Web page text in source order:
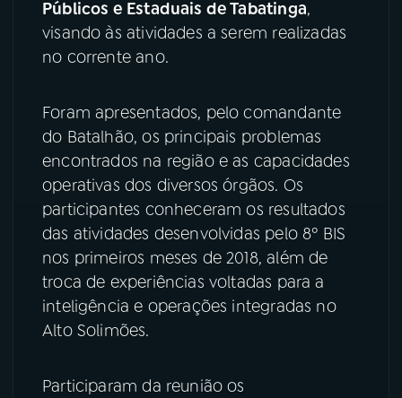
ACOMPANHE A RÁDIO NACIONAL
YouTube Facebook
TikTok
Públicos e Estaduais de Tabatinga,
visando às atividades a serem realizadas
no corrente ano.
Foram apresentados, pelo comandante
do Batalhão, os principais problemas
encontrados na região e as capacidades
operativas dos diversos órgãos. Os
participantes conheceram os resultados
das atividades desenvolvidas pelo 8º BIS
nos primeiros meses de 2018, além de
troca de experiências voltadas para a
inteligência e operações integradas no
Alto Solimões.
Participaram da reunião os